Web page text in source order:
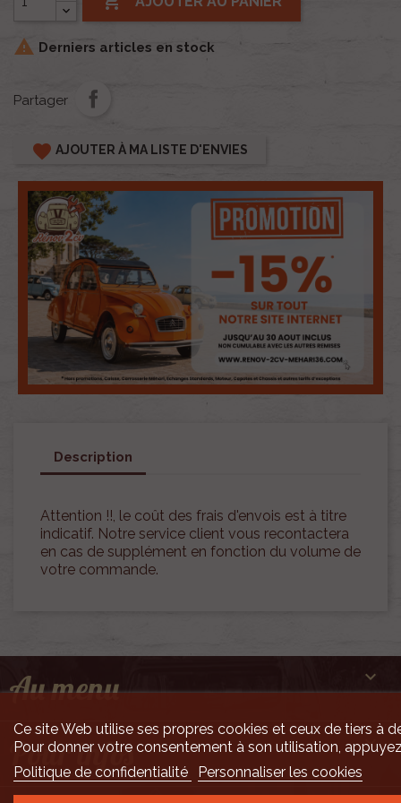
 Derniers articles en stock
Partager
favorite AJOUTER À MA LISTE D'ENVIES
Description
Attention !!, le coût des frais d'envois est à titre
indicatif. Notre service client vous recontactera
en cas de supplément en fonction du volume de
votre commande.
Au menu 
Pour infos 
Ce site Web utilise ses propres cookies et ceux de tiers à
Pour donner votre consentement à son utilisation,
Politique de confidentialité
Personnaliser les cookies